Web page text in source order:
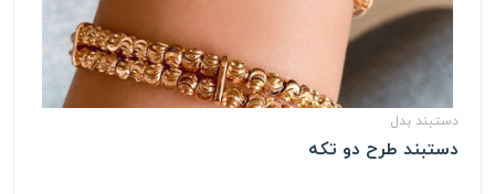
دستبند بدل
دستبند طرح دو تکه